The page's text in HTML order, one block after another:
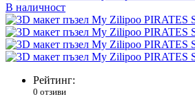
В наличност
Рейтинг:
0 отзиви